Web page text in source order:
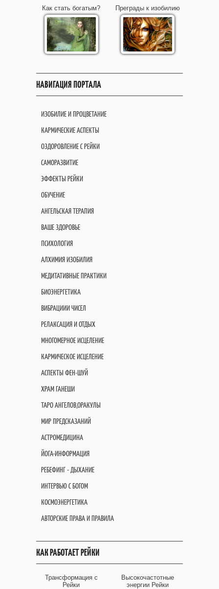
Как стать богатым? Преграды к изобилию
НАВИГАЦИЯ ПОРТАЛА
ИЗОБИЛИЕ И ПРОЦВЕТАНИЕ
КАРМИЧЕСКИЕ АСПЕКТЫ
ОЗДОРОВЛЕНИЕ С РЕЙКИ
САМОРАЗВИТИЕ
ЭФФЕКТЫ РЕЙКИ
ОБУЧЕНИЕ
АНГЕЛЬСКАЯ ТЕРАПИЯ
ВАШЕ ЗДОРОВЬЕ
ПСИХОЛОГИЯ
АЛХИМИЯ ИЗОБИЛИЯ
МЕДИТАТИВНЫЕ ПРАКТИКИ
БИОЭНЕРГЕТИКА
ВИБРАЦИИИ ЧИСЕЛ
РЕЛАКСАЦИЯ И ОТДЫХ
МНОГОМЕРНОЕ ИСЦЕЛЕНИЕ
КАРМИЧЕСКОЕ ИСЦЕЛЕНИЕ
АСПЕКТЫ ФЕН-ШУЙ
ХРАМ ГАНЕШИ
ТАРО АНГЕЛОВ,ОРАКУЛЫ
МИР ПРЕДСКАЗАНИЙ
АСТРОМЕДИЦИНА
ЙОГА-ИНФОРМАЦИЯ
РЕБЕФИНГ - ДЫХАНИЕ
ИНТЕРВЬЮ С БОГОМ
КОСМОЭНЕРГЕТИКА
АВТОРСКИЕ ПРАВА И ПРАВИЛА
КАК РАБОТАЕТ РЕЙКИ
Трансформация с
Рейки
Высокочастотные
энергии Рейки